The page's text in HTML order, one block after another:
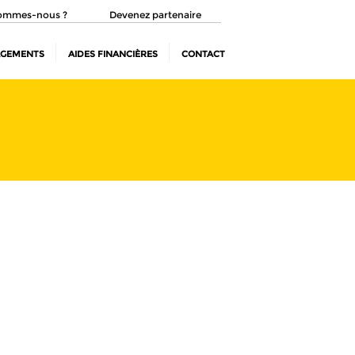
nous ? Devenez partenaire
AIDES FINANCIÈRES CONTACT